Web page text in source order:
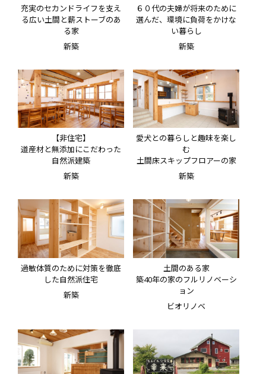
充実のセカンドライフを支え
る広い土間と薪ストーブのあ
る家
新築
６０代の夫婦が将来のために
選んだ、環境に負荷をかけな
い暮らし
新築
【非住宅】
道産材と無添加にこだわった
自然派建築
新築
愛犬との暮らしと趣味を楽し
む
土間床スキップフロアーの家
新築
過敏体質のために対策を徹底
した自然派住宅
新築
土間のある家
築40年の家のフルリノベーシ
ョン
ビオリノベ